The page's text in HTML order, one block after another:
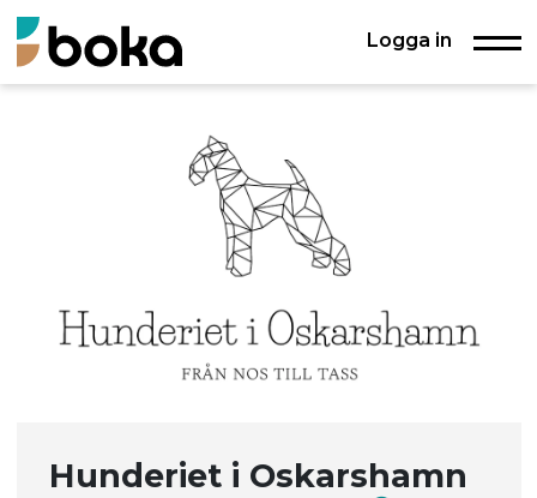
Logga in
Hunderiet i Oskarshamn